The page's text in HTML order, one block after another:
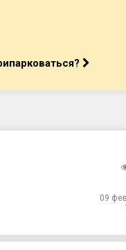
09